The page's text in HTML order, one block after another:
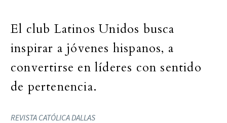
El club Latinos Unidos busca
inspirar a jóvenes hispanos, a
convertirse en líderes con sentido
de pertenencia.
REVISTA CATÓLICA DALLAS